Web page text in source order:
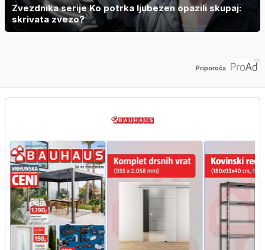
Zvezdnika serije Ko potrka ljubezen opazili skupaj:
skrivata zvezo?
Priporoča